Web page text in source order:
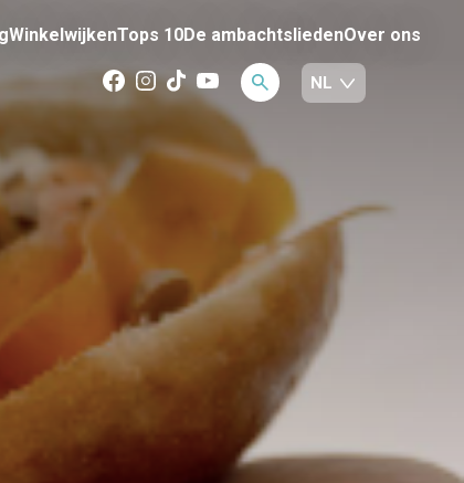
WinkelwijkenTops 10De ambachtsliedenOver ons